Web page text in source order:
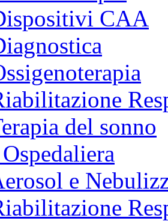
CAA
del sonno
e